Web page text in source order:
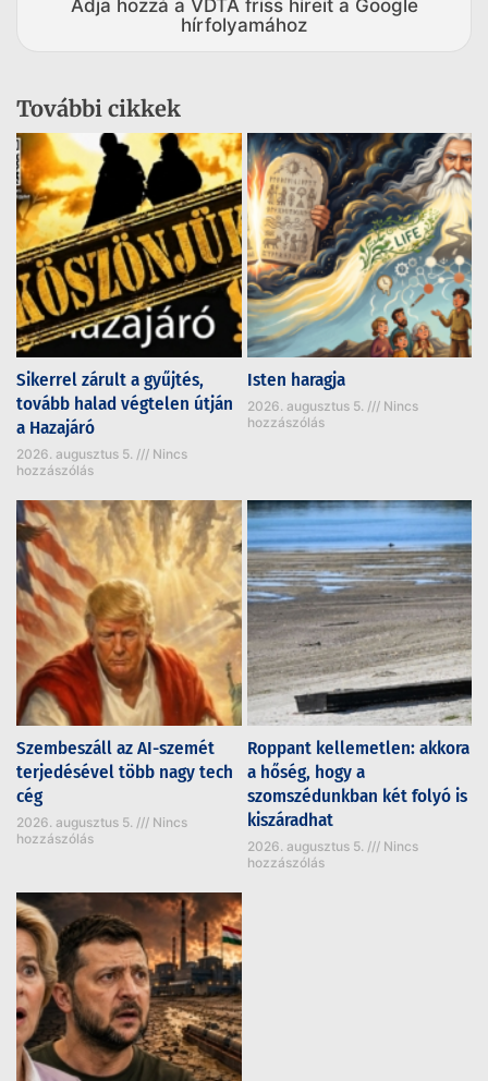
Adja hozzá a VDTA friss híreit a Google
hírfolyamához
További cikkek
Sikerrel zárult a gyűjtés,
tovább halad végtelen útján
a Hazajáró
2026. augusztus 5.
Nincs
hozzászólás
Isten haragja
2026. augusztus 5.
Nincs
hozzászólás
Szembeszáll az AI-szemét
terjedésével több nagy tech
cég
2026. augusztus 5.
Nincs
hozzászólás
Roppant kellemetlen: akkora
a hőség, hogy a
szomszédunkban két folyó is
kiszáradhat
2026. augusztus 5.
Nincs
hozzászólás